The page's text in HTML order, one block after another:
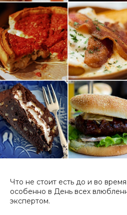
Что не стоит есть до и во
особенно в День всех
экспертом.